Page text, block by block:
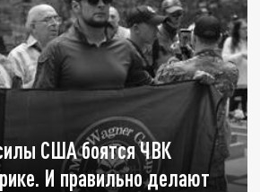
США боятся ЧВК
И правильно делают